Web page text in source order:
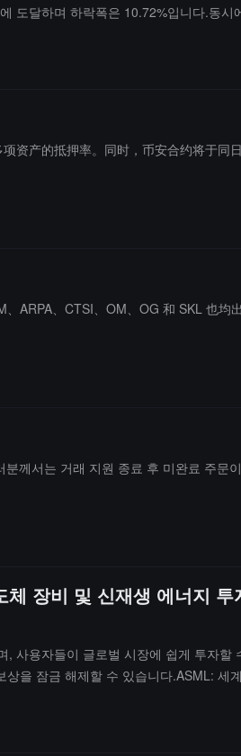
도달하며 하락폭은 10.72%입니다.동시
资产的抵押率。同时，币安合约将于同
ARPA、CTSI、OM、OG 和 SKL 也均
께서는 거래 지원 종료 후 미완료 주문
장비 및 신재생 에너지 투
사용자들이 글로벌 시장에 쉽게 투자할
을 잠금 해제할 수 있습니다.ASML: 세
, 은, 인기 지수, 외환 및 기타 미국 주식